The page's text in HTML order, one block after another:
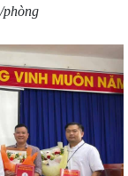
phòng